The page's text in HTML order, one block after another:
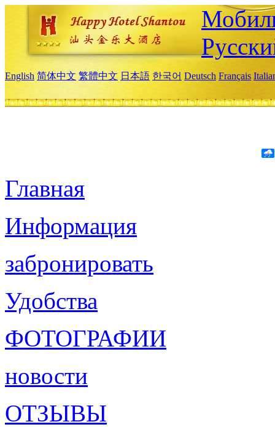
English 简体中文 繁體中文 日本語 한국어 Deutsch Français
Главная
Информация
забронировать
Удобства
ФОТОГРАФИИ
новости
ОТЗЫВЫ